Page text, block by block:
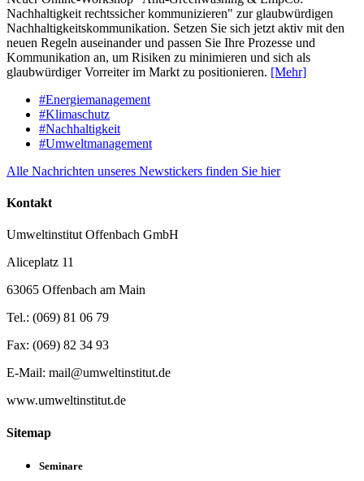
Nachhaltigkeit rechtssicher kommunizieren" zur glaubwürdigen
Nachhaltigkeitskommunikation. Setzen Sie sich jetzt aktiv mit den
neuen Regeln auseinander und passen Sie Ihre Prozesse und
Kommunikation an, um Risiken zu minimieren und sich als
glaubwürdiger Vorreiter im Markt zu positionieren. [Mehr]
#Energiemanagement
#Klimaschutz
#Nachhaltigkeit
#Umweltmanagement
Alle Nachrichten unseres Newstickers finden Sie hier
Kontakt
Umweltinstitut Offenbach GmbH
Aliceplatz 11
63065 Offenbach am Main
Tel.: (069) 81 06 79
Fax: (069) 82 34 93
E-Mail: mail@umweltinstitut.de
www.umweltinstitut.de
Sitemap
Seminare